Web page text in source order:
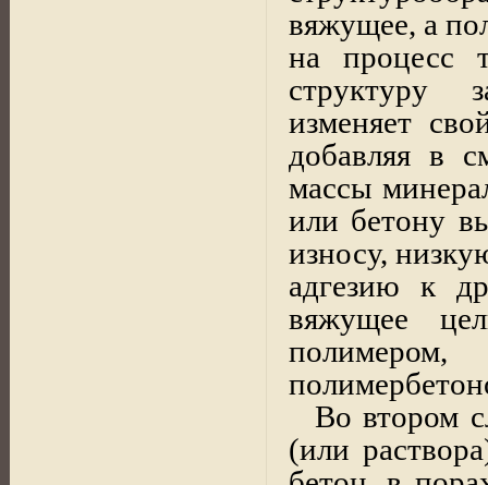
вяжущее, а
на процесс
структуру
изменяет
добавляя в
массы
или бетону
износу,
адгезию к
вяжущее
Во втором
(или